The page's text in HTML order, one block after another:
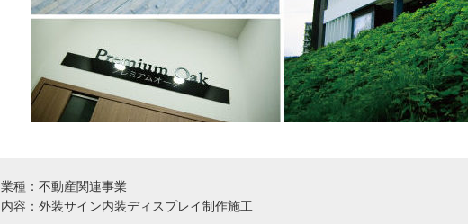
業種：不動産関連事業
内容：外装サイン内装ディスプレイ制作施工